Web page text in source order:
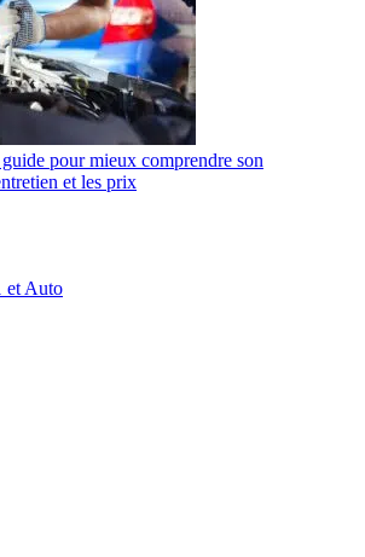
pour mieux comprendre son
et les prix
et Auto